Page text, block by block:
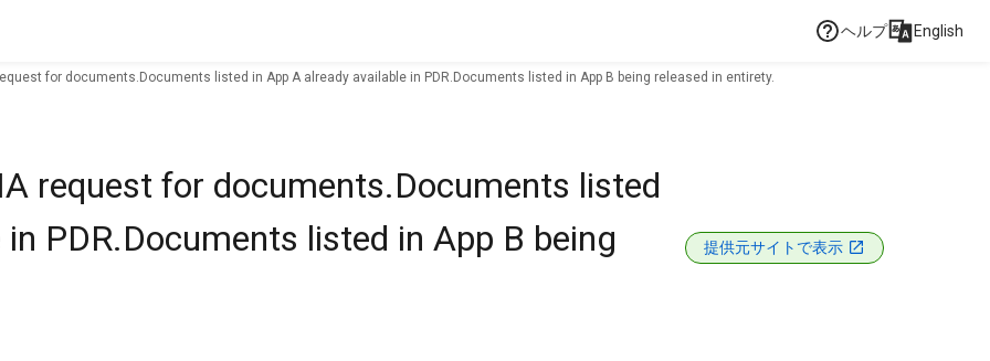
ヘルプ English
for documents.Documents listed in App A already available in PDR.Documents listed in App B being released in entirety.
request for documents.Documents listed
PDR.Documents listed in App B being
提供元サイトで表示